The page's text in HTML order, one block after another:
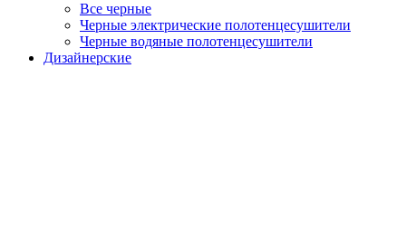
Все черные
Черные электрические полотенцесушители
Черные водяные полотенцесушители
Дизайнерские